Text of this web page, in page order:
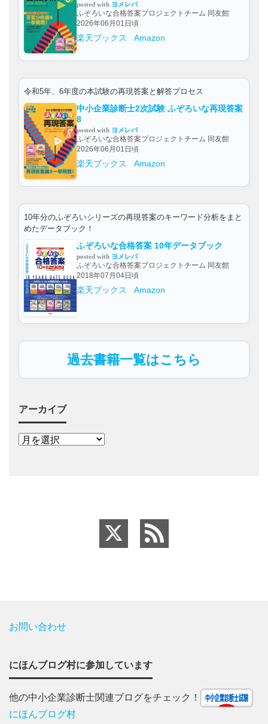
posted with ヨメレバ
ふぞろいな合格答案プロジェクトチーム 同友館
2026年06月01日頃
楽天ブックス Amazon
令和5年、6年度の本試験の再現答案と解答プロセス
中小企業診断士2次試験 ふぞろいな再現答案
8
posted with ヨメレバ
ふぞろいな合格答案プロジェクトチーム 同友館
2026年06月01日頃
楽天ブックス Amazon
10年分のふぞろいシリーズの再現答案のキーワード分析をまと
めたデータブック！
ふぞろいな合格答案 10年データブック
posted with ヨメレバ
ふぞろいな合格答案プロジェクトチーム 同友館
2018年07月04日頃
楽天ブックス Amazon
過去書籍一覧はこちら
アーカイブ
お問い合わせ
にほんブログ村に参加しています
他の中小企業診断士関連ブログをチェック！
にほんブログ村